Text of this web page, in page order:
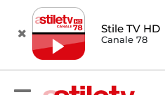
Stile TV HD
Canale 78